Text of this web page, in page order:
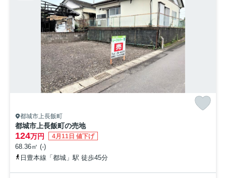
都城市上長飯町
都城市上長飯町の売地
124万円 4月11日 値下げ
68.36㎡ (-)
日豊本線「都城」駅 徒歩45分